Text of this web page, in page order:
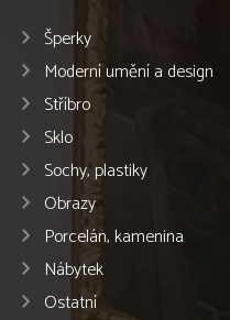
Šperky
Moderní umění a design
Stříbro
Sklo
Sochy, plastiky
Obrazy
Porcelán, kamenina
Nábytek
Ostatní